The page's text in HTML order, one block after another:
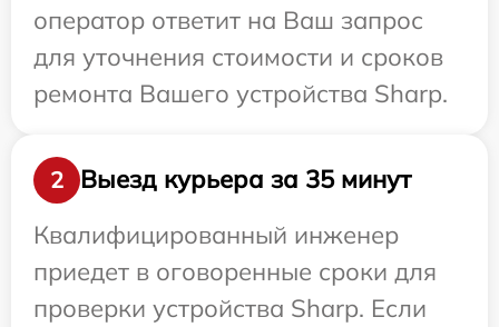
оператор ответит на Ваш запрос
для уточнения стоимости и сроков
ремонта Вашего устройства Sharp.
2
Выезд курьера за 35 минут
Квалифицированный инженер
приедет в оговоренные сроки для
проверки устройства Sharp. Если